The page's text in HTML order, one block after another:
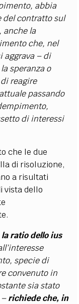
abbia
del contratto sul
anche la
che, nel
aggrava – di
speranza o
reagire
passando
di interessi
che le due
di risoluzione,
a risultati
vista dello
la ratio dello ius
specie di
convenuto in
sia stato
–richiede che, in